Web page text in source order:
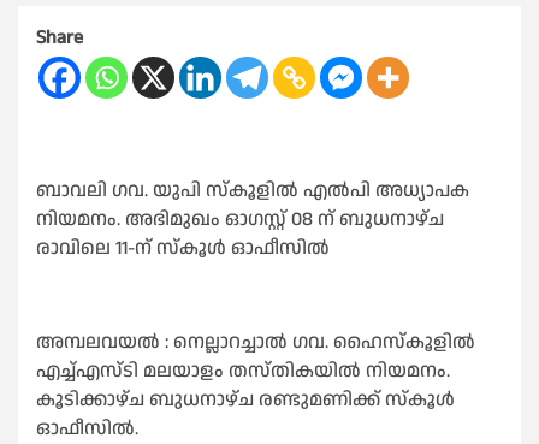
Share
ബാവലി ഗവ. യുപി സ്കൂളിൽ എൽപി അധ്യാപക
നിയമനം. അഭിമുഖം ഓഗസ്റ്റ് 08 ന് ബുധനാഴ്ച
രാവിലെ 11-ന് സ്കൂൾ ഓഫീസിൽ
അമ്പലവയൽ : നെല്ലാറച്ചാൽ ഗവ. ഹൈസ്കൂളിൽ
എച്ച്എസ്‌ടി മലയാളം തസ്തികയിൽ നിയമനം.
കൂടിക്കാഴ്ച ബുധനാഴ്ച രണ്ടുമണിക്ക് സ്കൂൾ
ഓഫീസിൽ.